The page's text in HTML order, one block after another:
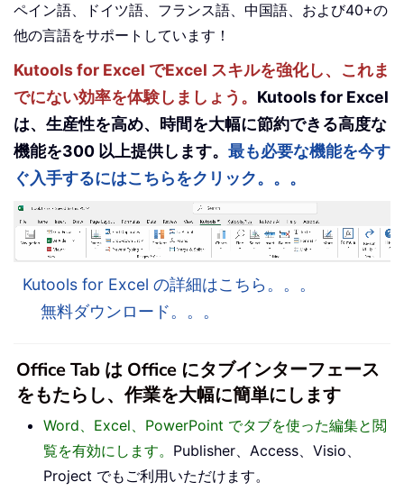
ペイン語、ドイツ語、フランス語、中国語、および40+の
他の言語をサポートしています！
Kutools for Excel でExcel スキルを強化し、これま
でにない効率を体験しましょう。 Kutools for Excel
は、生産性を高め、時間を大幅に節約できる高度な
機能を300 以上提供します。 最も必要な機能を今す
ぐ入手するにはこちらをクリック。。。
Kutools for Excel の詳細はこちら。。。
無料ダウンロード。。。
Office Tab は Office にタブインターフェース
をもたらし、作業を大幅に簡単にします
Word、Excel、PowerPoint でタブを使った編集と閲
覧を有効にします。 Publisher、Access、Visio、
Project でもご利用いただけます。